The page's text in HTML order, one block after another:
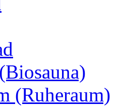
(Ruheraum)